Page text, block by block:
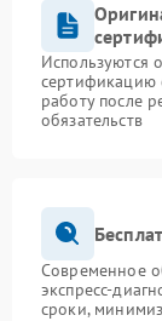
Используются
сертификацию
работу после
обязательств
Современное
экспресс-
сроки,